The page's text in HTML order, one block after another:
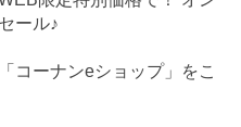
ール♪
コーナンeショップ」をこ